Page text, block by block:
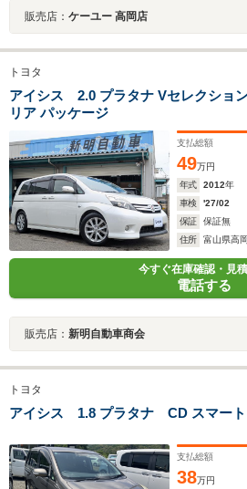
販売店： ケーユー 高岡店
トヨタ
アイシス 2.0 プラタナ Vセレクショ
リア パッケージ
支払総額
49万円
年式
2012年
車検
'27/02
保証
保証無
住所
富山県高
今すぐ在庫確認・見
電話する
販売店： 新明自動車商会
トヨタ
アイシス 1.8 プラタナ CD スマー
支払総額
38万円